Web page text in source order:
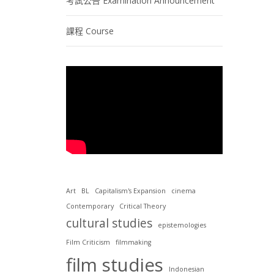
課程 Course
Art BL Capitalism's Expansion
cinema
Contemporary
Critical Theory
cultural studies
epistemologies
Film Criticism
filmmaking
film studies Indonesian